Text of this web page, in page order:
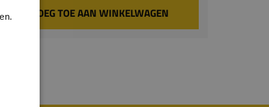
VOEG TOE AAN WINKELWAGEN